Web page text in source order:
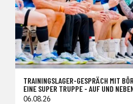
TRAININGSLAGER-GESPRÄCH MIT
EINE SUPER TRUPPE - AUF UND
06.08.26